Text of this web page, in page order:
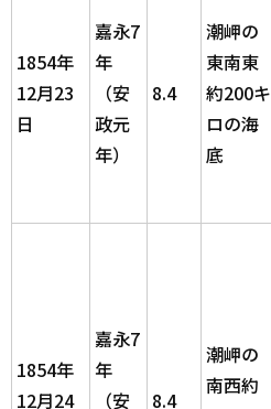
1854年
12月23
日
嘉永7
年
（安
政元
年）
8.4
潮岬の
東南東
約200キ
ロの海
底
1854年
12月24
嘉永7
年
（安
8.4
潮岬の
南西約